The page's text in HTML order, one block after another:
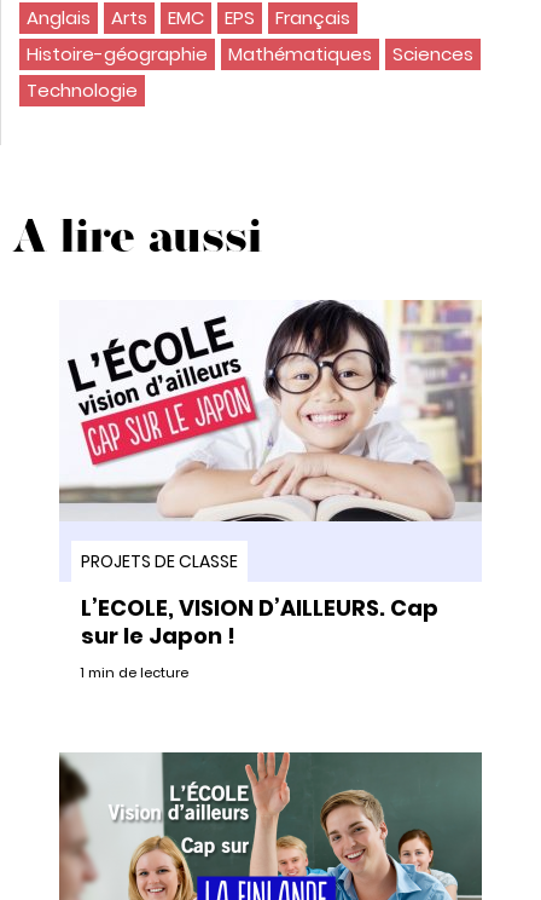
Anglais Arts EMC EPS
Français
Histoire-géographie
Mathématiques
Sciences
Technologie
A lire aussi
PROJETS DE CLASSE
L’ECOLE, VISION D’AILLEURS. Cap
sur le Japon !
1 min de lecture